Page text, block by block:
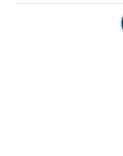
的に把握し、非効率
特に注意すべきな
自社がインフラ資